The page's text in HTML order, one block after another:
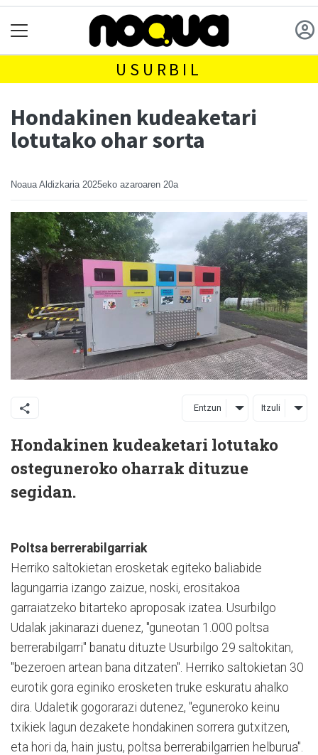
USURBIL
Hondakinen kudeaketari
lotutako ohar sorta
Noaua Aldizkaria 2025eko azaroaren 20a
Entzun Itzuli
Hondakinen kudeaketari lotutako
osteguneroko oharrak dituzue
segidan.
Poltsa berrerabilgarriak
Herriko saltokietan erosketak egiteko baliabide
lagungarria izango zaizue, noski, erositakoa
garraiatzeko bitarteko aproposak izatea. Usurbilgo
Udalak jakinarazi duenez, "guneotan 1.000 poltsa
berrerabilgarri" banatu dituzte Usurbilgo 29 saltokitan,
"bezeroen artean bana ditzaten". Herriko saltokietan 30
eurotik gora eginiko erosketen truke eskuratu ahalko
dira. Udaletik gogorarazi dutenez, "eguneroko keinu
txikiek lagun dezakete hondakinen sorrera gutxitzen,
eta hori da, hain justu, poltsa berrerabilgarrien helburua".